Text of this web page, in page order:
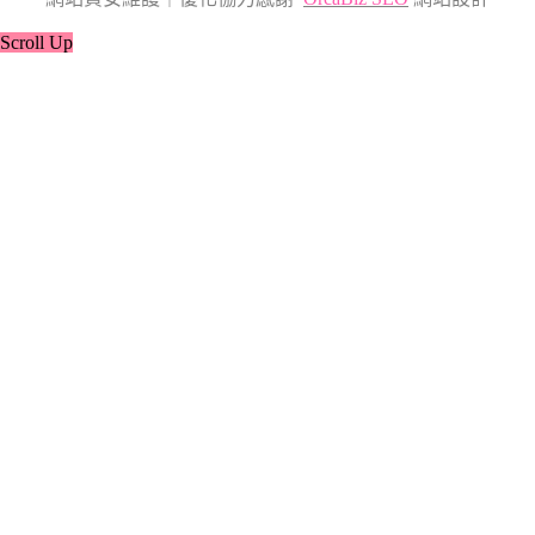
Scroll Up